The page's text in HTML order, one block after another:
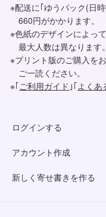
※配送に｢ゆうパック(日
660円がかかります。
※色紙のデザインによっ
最大人数は異なります。
※プリント版のご購入を
ご一読ください。
※｢ご利用ガイド ｣｢よくあ
ログインする
アカウント作成
新しく寄せ書きを作る